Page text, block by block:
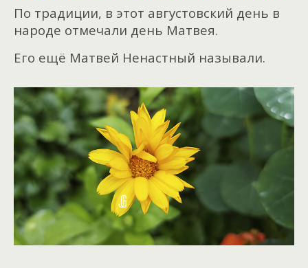
По традиции, в этот августовский день в
народе отмечали день Матвея.
Его ещё Матвей Ненастный называли.